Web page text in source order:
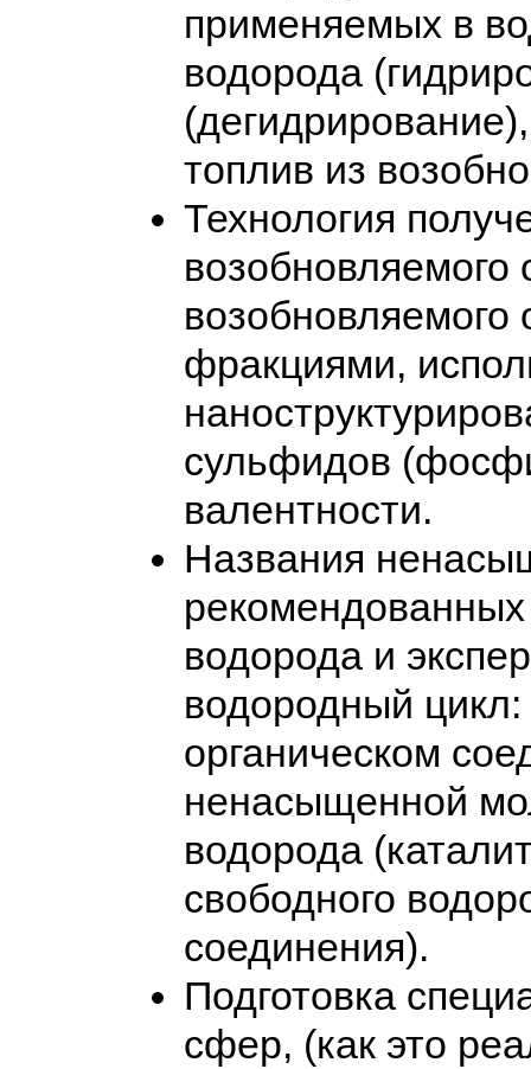
применяемых в
водорода
топлив из
Технология
возобновляемого
возобновляемого
фракциями,
сульфидов
валентности.
Названия
рекомендованных
водорода и
водородный
органическом
ненасыщенной
водорода
свободного
соединения).
Подготовка
сфер, (как это